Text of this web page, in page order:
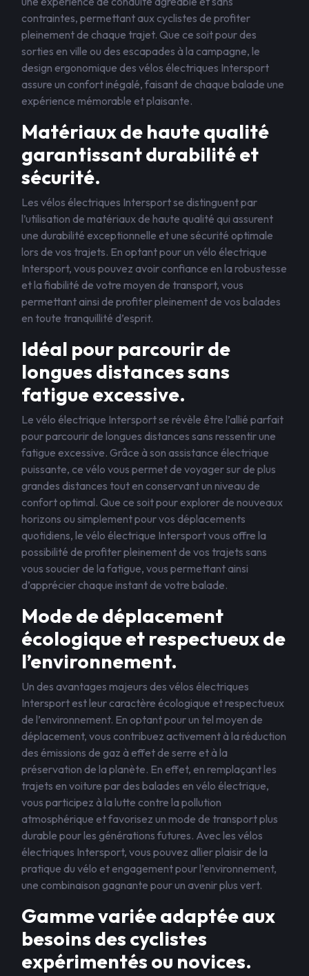
contraintes, permettant aux cyclistes de profiter
pleinement de chaque trajet. Que ce soit pour des
sorties en ville ou des escapades à la campagne, le
design ergonomique des vélos électriques Intersport
assure un confort inégalé, faisant de chaque balade une
expérience mémorable et plaisante.
Matériaux de haute qualité
garantissant durabilité et
sécurité.
Les vélos électriques Intersport se distinguent par
l’utilisation de matériaux de haute qualité qui assurent
une durabilité exceptionnelle et une sécurité optimale
lors de vos trajets. En optant pour un vélo électrique
Intersport, vous pouvez avoir confiance en la robustesse
et la fiabilité de votre moyen de transport, vous
permettant ainsi de profiter pleinement de vos balades
en toute tranquillité d’esprit.
Idéal pour parcourir de
longues distances sans
fatigue excessive.
Le vélo électrique Intersport se révèle être l’allié parfait
pour parcourir de longues distances sans ressentir une
fatigue excessive. Grâce à son assistance électrique
puissante, ce vélo vous permet de voyager sur de plus
grandes distances tout en conservant un niveau de
confort optimal. Que ce soit pour explorer de nouveaux
horizons ou simplement pour vos déplacements
quotidiens, le vélo électrique Intersport vous offre la
possibilité de profiter pleinement de vos trajets sans
vous soucier de la fatigue, vous permettant ainsi
d’apprécier chaque instant de votre balade.
Mode de déplacement
écologique et respectueux de
l’environnement.
Un des avantages majeurs des vélos électriques
Intersport est leur caractère écologique et respectueux
de l’environnement. En optant pour un tel moyen de
déplacement, vous contribuez activement à la réduction
des émissions de gaz à effet de serre et à la
préservation de la planète. En effet, en remplaçant les
trajets en voiture par des balades en vélo électrique,
vous participez à la lutte contre la pollution
atmosphérique et favorisez un mode de transport plus
durable pour les générations futures. Avec les vélos
électriques Intersport, vous pouvez allier plaisir de la
pratique du vélo et engagement pour l’environnement,
une combinaison gagnante pour un avenir plus vert.
Gamme variée adaptée aux
besoins des cyclistes
expérimentés ou novices.